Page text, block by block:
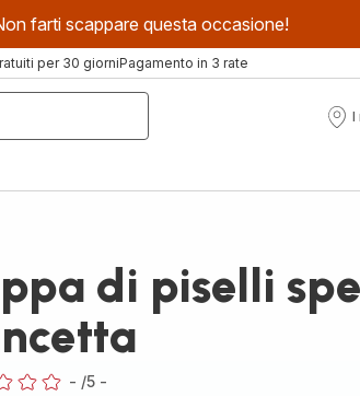
farti scappare questa occasione!
per 30 giorniPagamento in 3 rate
I
I
di piselli
- /5 -